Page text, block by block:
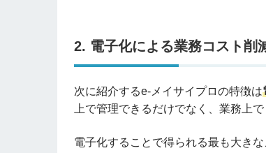
2. 電子化による業務コスト削
次に紹介するe-メイサイプロの特徴は
上で管理できるだけでなく、業務上
電子化することで得られる最も大き